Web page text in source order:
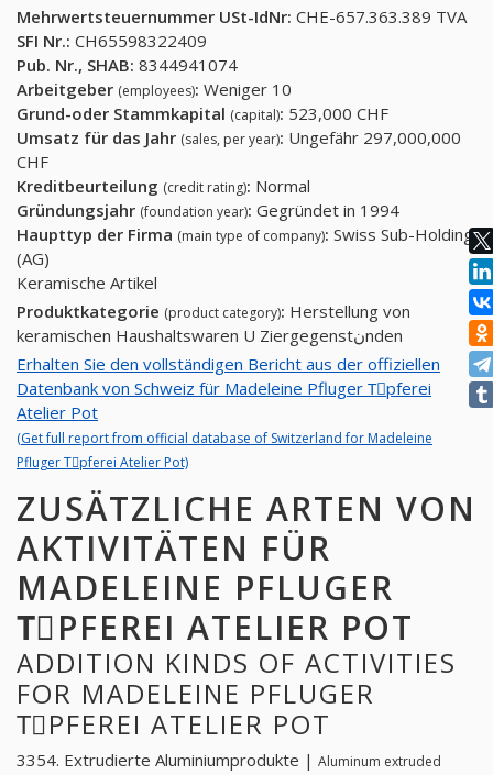
Mehrwertsteuernummer USt-IdNr: CHE-657.363.389 TVA
SFI Nr.: CH65598322409
Pub. Nr., SHAB: 8344941074
Arbeitgeber (employees): Weniger 10
Grund-oder Stammkapital (capital): 523,000 CHF
Umsatz für das Jahr (sales, per year): Ungefähr 297,000,000
CHF
Kreditbeurteilung (credit rating): Normal
Gründungsjahr (foundation year): Gegründet in 1994
Haupttyp der Firma (main type of company): Swiss Sub-Holding
(AG)
Keramische Artikel
Produktkategorie (product category): Herstellung von
keramischen Haushaltswaren U Ziergegenstنnden
Erhalten Sie den vollständigen Bericht aus der offiziellen
Datenbank von Schweiz für Madeleine Pfluger Tِpferei
Atelier Pot
(Get full report from official database of Switzerland for Madeleine
Pfluger Tِpferei Atelier Pot)
ZUSÄTZLICHE ARTEN VON
AKTIVITÄTEN FÜR
MADELEINE PFLUGER
TِPFEREI ATELIER POT
ADDITION KINDS OF ACTIVITIES
FOR MADELEINE PFLUGER
TِPFEREI ATELIER POT
3354. Extrudierte Aluminiumprodukte | Aluminum extruded